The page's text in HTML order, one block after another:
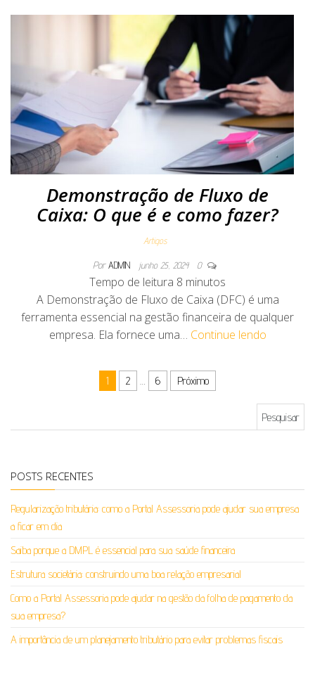
Demonstração de Fluxo de
Caixa: O que é e como fazer?
Artigos
Por ADMIN junho 25, 2024 0
Tempo de leitura 8 minutos
A Demonstração de Fluxo de Caixa (DFC) é uma
ferramenta essencial na gestão financeira de qualquer
empresa. Ela fornece uma… Continue lendo
Paginação de posts
1 2 … 6 Próximo
POSTS RECENTES
Regularização tributária: como a Portal Assessoria pode ajudar sua empresa
a ficar em dia
Saiba porque a DMPL é essencial para sua saúde financeira
Estrutura societária: construindo uma boa relação empresarial
Como a Portal Assessoria pode ajudar na gestão da folha de pagamento da
sua empresa?
A importância de um planejamento tributário para evitar problemas fiscais